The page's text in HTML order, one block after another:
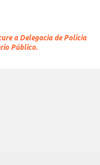
a Delegacia de Polícia
Público.